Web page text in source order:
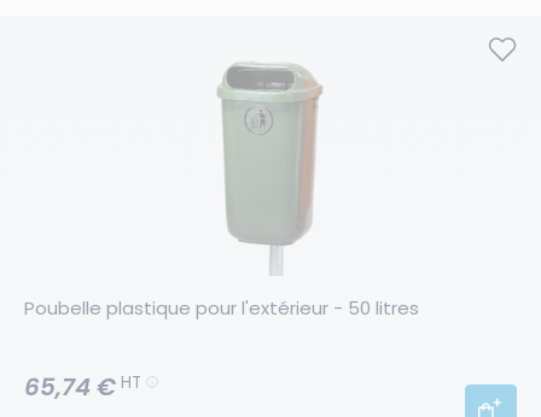
Poubelle plastique pour l'extérieur - 50 litres
65,74 € HT